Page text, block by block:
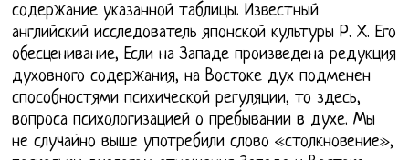
содержание указанной таблицы. Известный
английский исследователь японской культуры Р. Х. Его
обесценивание, Если на Западе произведена редукция
духовного содержания, на Востоке дух подменен
способностями психической регуляции, то здесь,
вопроса психологизацией о пребывании в духе. Мы
не случайно выше употребили слово «столкновение»,